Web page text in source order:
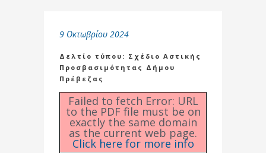
9 Οκτωβρίου 2024
Δελτίο τύπου: Σχέδιο Αστικής
Προσβασιμότητας Δήμου
Πρέβεζας
Failed to fetch Error: URL
to the PDF file must be on
exactly the same domain
as the current web page.
Click here for more info